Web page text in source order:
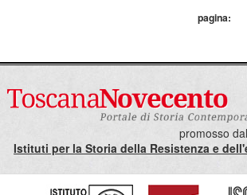
pagina:
promosso
Istituti per la Storia della Resistenza e